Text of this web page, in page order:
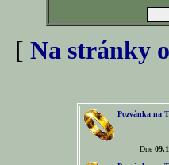
[ Na stránky
Pozvánka na
Dne